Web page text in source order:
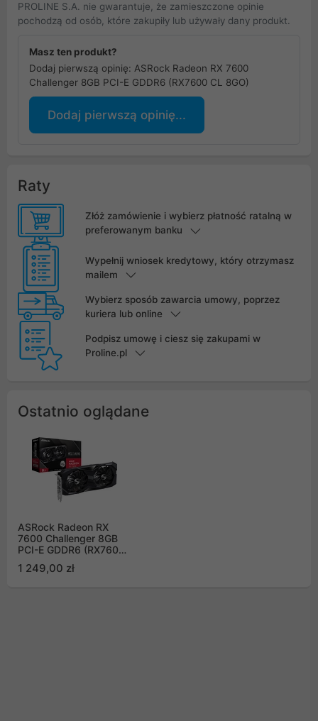
PROLINE S.A. nie gwarantuje, że zamieszczone opinie
pochodzą od osób, które zakupiły lub używały dany produkt.
Masz ten produkt?
Dodaj pierwszą opinię: ASRock Radeon RX 7600
Challenger 8GB PCI-E GDDR6 (RX7600 CL 8GO)
Dodaj pierwszą opinię...
Raty
Złóż zamówienie i wybierz płatność ratalną w
preferowanym banku
Wypełnij wniosek kredytowy, który otrzymasz
mailem
Wybierz sposób zawarcia umowy, poprzez
kuriera lub online
Podpisz umowę i ciesz się zakupami w
Proline.pl
Ostatnio oglądane
ASRock Radeon RX
7600 Challenger 8GB
PCI-E GDDR6 (RX7600
1 249,00 zł